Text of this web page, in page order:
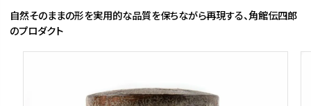
自然そのままの形を実用的な品質を保ちながら再現する、角館伝四郎
のプロダクト